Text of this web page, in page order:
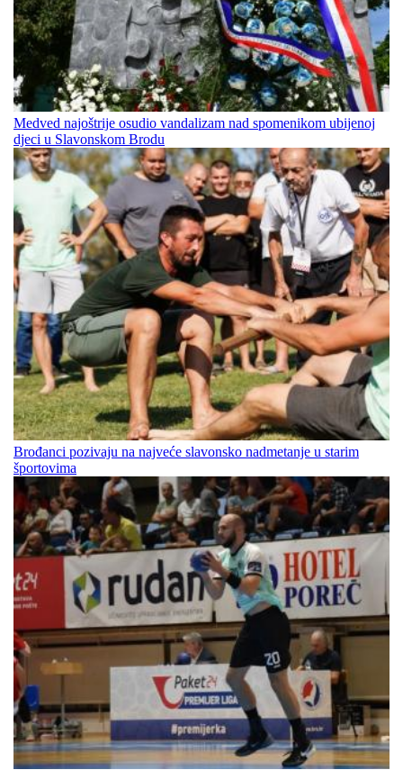
Medved najoštrije osudio vandalizam nad spomenikom ubijenoj
djeci u Slavonskom Brodu
Brođanci pozivaju na najveće slavonsko nadmetanje u starim
športovima